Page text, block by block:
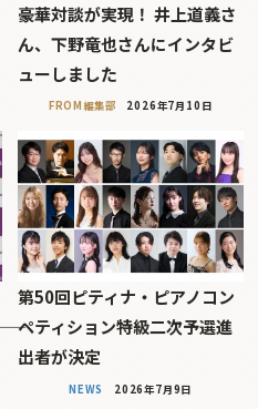
豪華対談が実現！ 井上道義さ
ん、下野竜也さんにインタビ
ューしました
FROM編集部 2026年7月10日
第50回ピティナ・ピアノコン
ペティション特級二次予選進
出者が決定
NEWS 2026年7月9日